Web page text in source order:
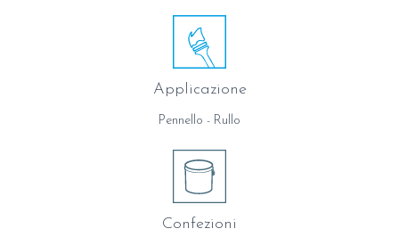
Applicazione
Pennello - Rullo
Confezioni